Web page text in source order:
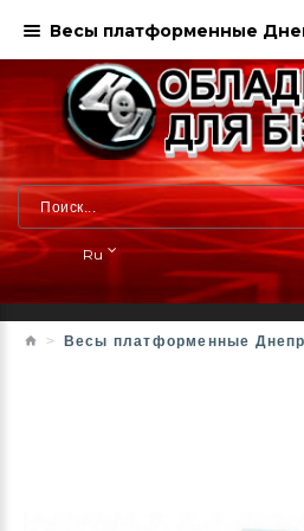
Ru
Весы платформенные